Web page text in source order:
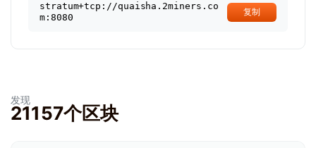
stratum+tcp://quaisha.2miners.co
m:8080
复制
发现
21157个区块